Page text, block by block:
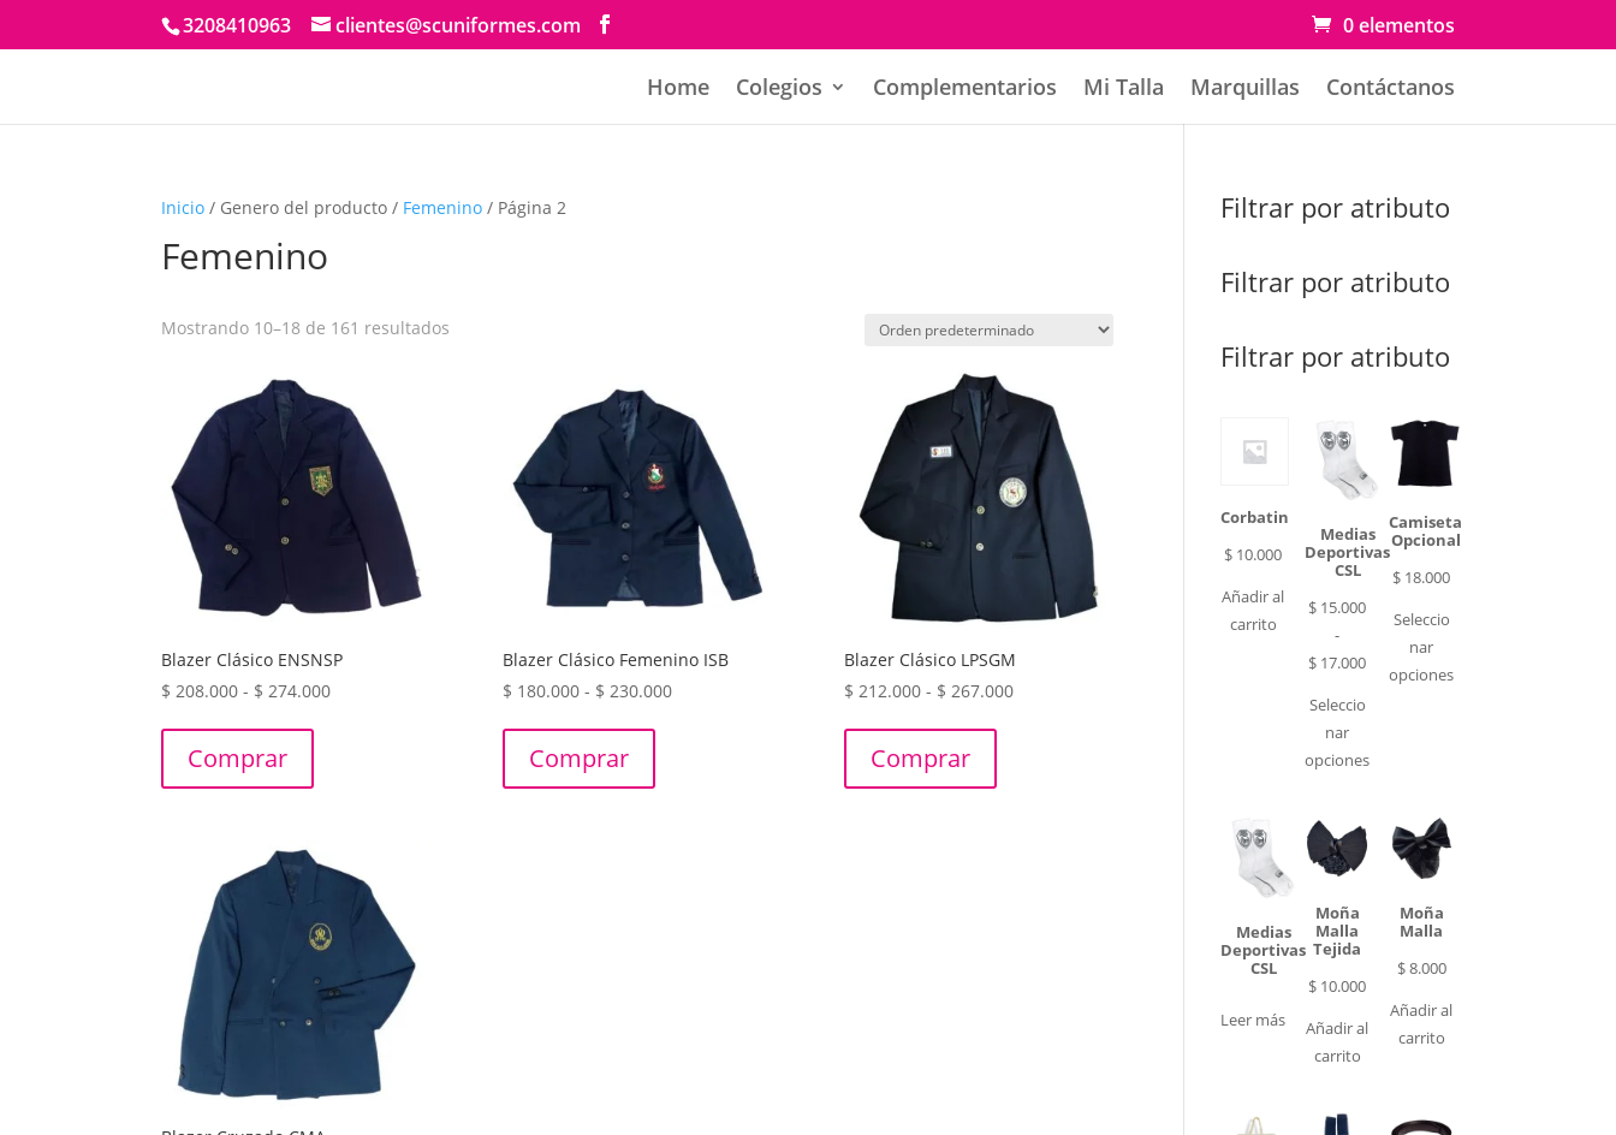
3208410963 clientes@scuniformes.com 0 elementos
Home Colegios Complementarios Mi Talla Marquillas Contáctanos
Inicio / Genero del producto / Femenino / Página 2
Femenino
Mostrando 10–18 de 161 resultados
Blazer Clásico ENSNSP
$ 208.000 - $ 274.000Rango
Comprar
Blazer Clásico Femenino ISB
$ 180.000 - $ 230.000Rango
Comprar
Blazer Clásico LPSGM
$ 212.000 - $ 267.000Rango
Comprar
Filtrar por atributo
Filtrar por atributo
Filtrar por atributo
Corbatin
$ 10.000
Añadir al
carrito
Medias
Deportivas
CSL
$ 15.000
-
$ 17.000Rango
$ 15.000
$ 17.000
Seleccio
nar
opciones
Camiseta
Opcional
$ 18.000
Seleccio
nar
opciones
Medias
Deportivas
CSL
Leer más
Moña
Malla
Tejida
$ 10.000
Añadir al
carrito
Moña
Malla
$8.000
Añadir al
carrito